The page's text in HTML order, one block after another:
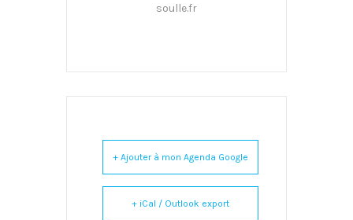
soulle.fr
+ Ajouter à mon Agenda Google
+ iCal / Outlook export